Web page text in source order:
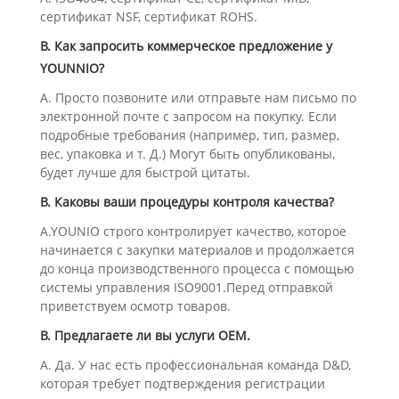
сертификат NSF, сертификат ROHS.
В. Как запросить коммерческое предложение у
YOUNNIO?
A. Просто позвоните или отправьте нам письмо по
электронной почте с запросом на покупку. Если
подробные требования (например, тип, размер,
вес, упаковка и т. Д.) Могут быть опубликованы,
будет лучше для быстрой цитаты.
В. Каковы ваши процедуры контроля качества?
A.YOUNIO строго контролирует качество, которое
начинается с закупки материалов и продолжается
до конца производственного процесса с помощью
системы управления ISO9001.Перед отправкой
приветствуем осмотр товаров.
В. Предлагаете ли вы услуги OEM.
А. Да. У нас есть профессиональная команда D&D,
которая требует подтверждения регистрации